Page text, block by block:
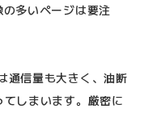
多いページは要注
通信量も大きく、油断
しまいます。厳密に